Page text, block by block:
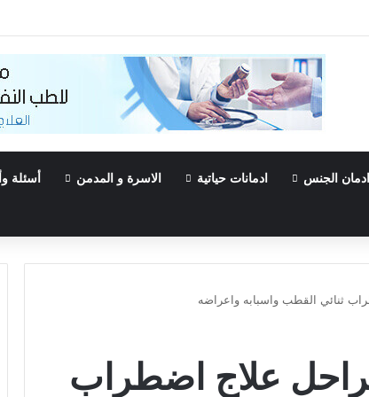
Τα
ادمان الجنس ادمانات حياتية الاسرة و المدمن أسئلة
ثنائي القطب واسبابه واعراضه
علاج اضطراب